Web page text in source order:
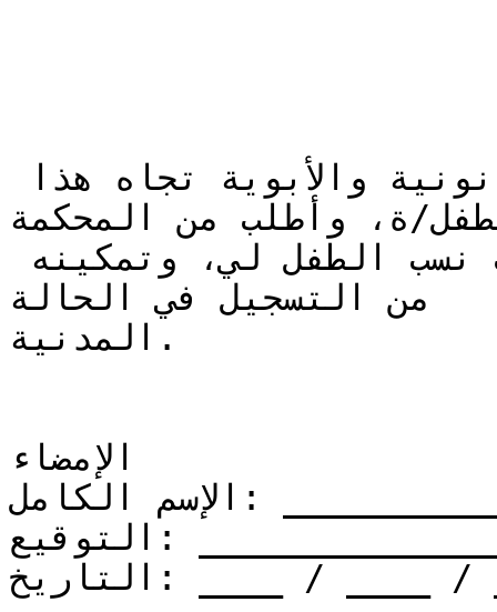
ة، وأطلب من المحكمة
من التسجيل في الحالة
المدنية.
الإمضاء
الإسم الكامل: _____________________
التوقيع: ___________________________
التاريخ: ____ / ____ / ________